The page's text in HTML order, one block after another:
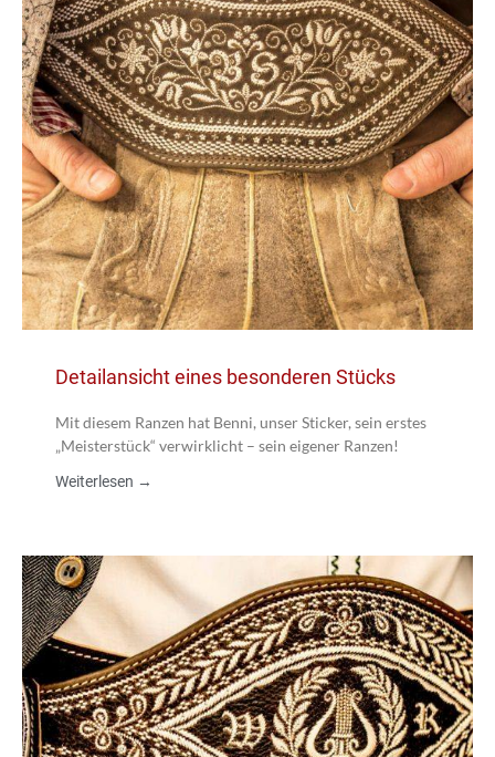
Detailansicht eines besonderen Stücks
Mit diesem Ranzen hat Benni, unser Sticker, sein erstes
„Meisterstück“ verwirklicht – sein eigener Ranzen!
Weiterlesen →